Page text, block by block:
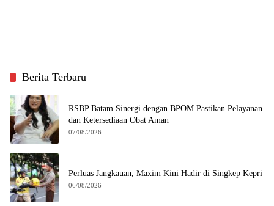
Berita Terbaru
RSBP Batam Sinergi dengan BPOM Pastikan Pelayanan
dan Ketersediaan Obat Aman
07/08/2026
Perluas Jangkauan, Maxim Kini Hadir di Singkep Kepri
06/08/2026